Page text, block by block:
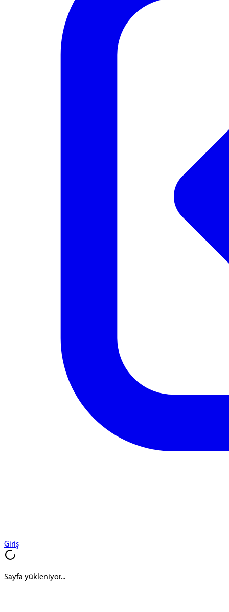
Giriş
Sayfa yükleniyor...